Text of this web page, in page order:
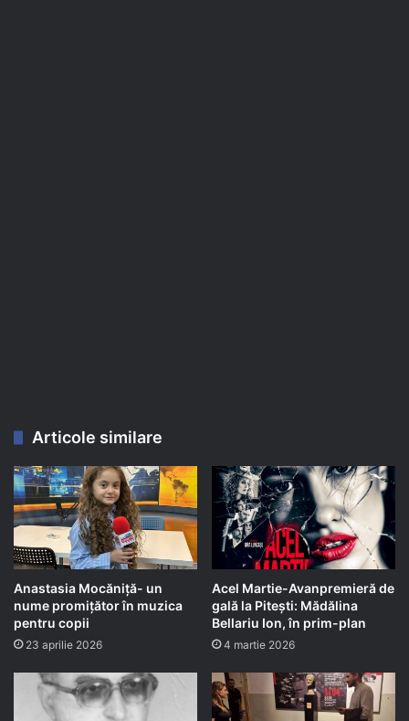
Articole similare
Anastasia Mocăniță- un
nume promițător în muzica
pentru copii
23 aprilie 2026
Acel Martie-Avanpremieră de
gală la Pitești: Mădălina
Bellariu Ion, în prim-plan
4 martie 2026